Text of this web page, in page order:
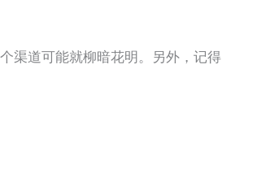
渠道可能就柳暗花明。另外，记得